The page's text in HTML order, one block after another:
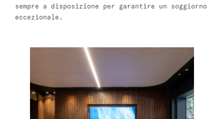
Barcellona
master Altona
Varsavia
sempre a disposizione per garantire un soggiorno
eccezionale.